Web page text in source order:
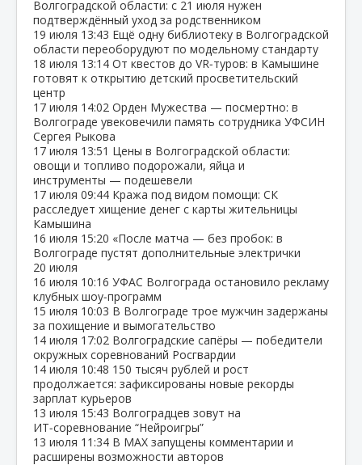
Волгоградской области: с 21 июля нужен
подтверждённый уход за родственником
19 июля 13:43 Ещё одну библиотеку в Волгоградской
области переоборудуют по модельному стандарту
18 июля 13:14 От квестов до VR‑туров: в Камышине
готовят к открытию детский просветительский
центр
17 июля 14:02 Орден Мужества — посмертно: в
Волгограде увековечили память сотрудника УФСИН
Сергея Рыкова
17 июля 13:51 Цены в Волгоградской области:
овощи и топливо подорожали, яйца и
инструменты — подешевели
17 июля 09:44 Кража под видом помощи: СК
расследует хищение денег с карты жительницы
Камышина
16 июля 15:20 «После матча — без пробок: в
Волгограде пустят дополнительные электрички
20 июля
16 июля 10:16 УФАС Волгограда остановило рекламу
клубных шоу‑программ
15 июля 10:03 В Волгограде трое мужчин задержаны
за похищение и вымогательство
14 июля 17:02 Волгоградские сапёры — победители
окружных соревнований Росгвардии
14 июля 10:48 150 тысяч рублей и рост
продолжается: зафиксированы новые рекорды
зарплат курьеров
13 июля 15:43 Волгоградцев зовут на
ИТ‑соревнование “Нейроигры”
13 июля 11:34 В МАХ запущены комментарии и
расширены возможности авторов